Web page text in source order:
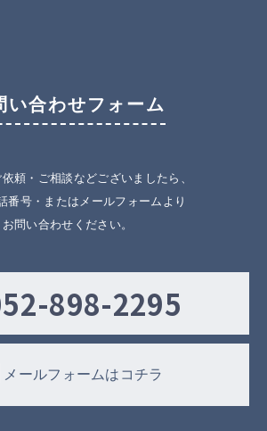
い合わせフォーム
頼・ご相談などございましたら、
番号・またはメールフォームより
お問い合わせください。
898-2295
メールフォームはコチラ